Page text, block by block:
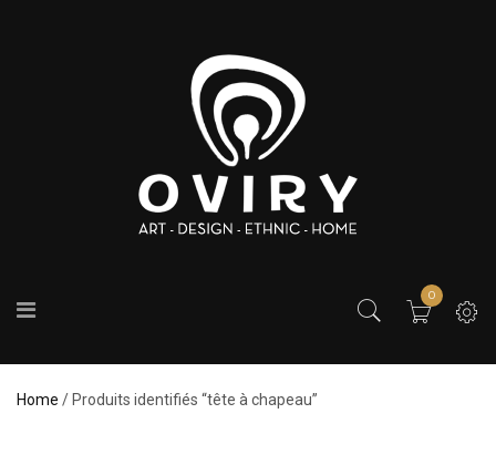
0
Home / Produits identifiés “tête à chapeau”